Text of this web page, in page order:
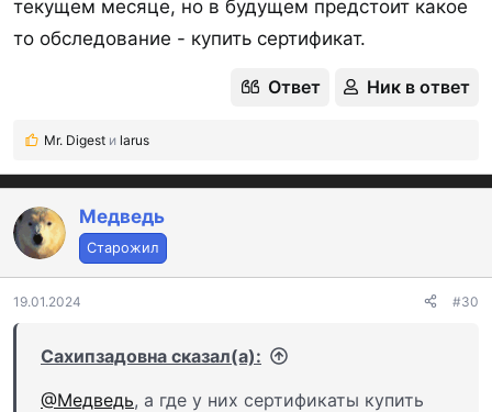
текущем месяце, но в будущем предстоит какое
то обследование - купить сертификат.
Ответ Ник в ответ
Р
а
к
ц
и
и
:
Mr. Digest и larus
Медведь
Старожил
19.01.2024 #30
Сахипзадовна сказал(а):
@Медведь, а где у них сертификаты купить